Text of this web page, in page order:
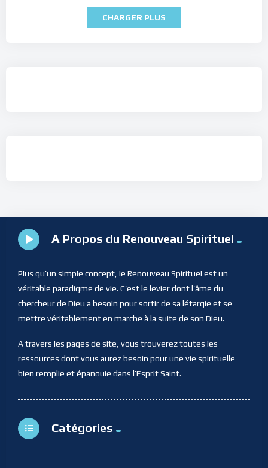
CHARGER PLUS
A Propos du Renouveau Spirituel
Plus qu’un simple concept, le Renouveau Spirituel est un
véritable paradigme de vie. C’est le levier dont l’âme du
chercheur de Dieu a besoin pour sortir de sa létargie et se
mettre véritablement en marche à la suite de son Dieu.
A travers les pages de site, vous trouverez toutes les
ressources dont vous aurez besoin pour une vie spirituelle
bien remplie et épanouie dans l’Esprit Saint.
Catégories